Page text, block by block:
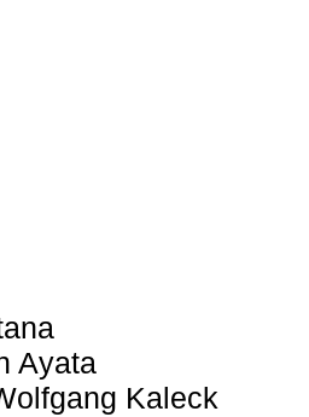
Ayata
Kaleck